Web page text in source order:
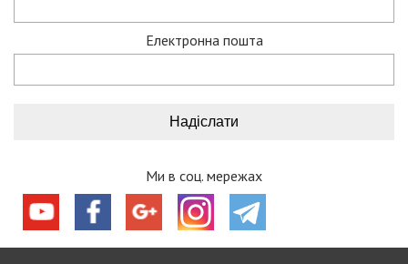
Електронна пошта
Ми в соц. мережах